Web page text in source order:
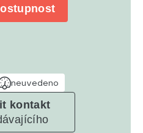
neuvedeno
kontakt